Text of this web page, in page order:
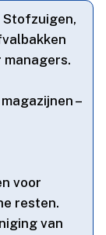
Stofzuigen,
–
voor
resten.​
van